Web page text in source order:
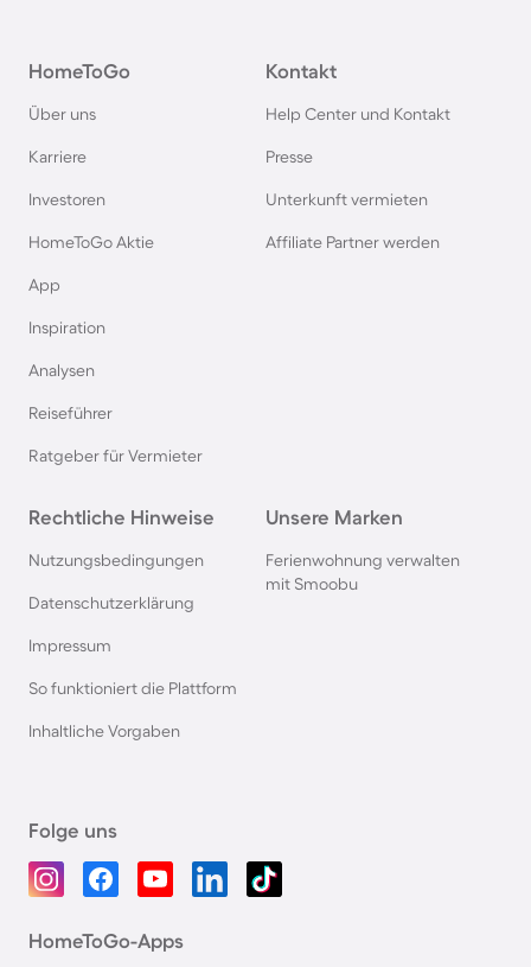
HomeToGo
Über uns
Karriere
Investoren
HomeToGo Aktie
App
Inspiration
Analysen
Reiseführer
Ratgeber für Vermieter
Kontakt
Help Center und Kontakt
Presse
Unterkunft vermieten
Affiliate Partner werden
Rechtliche Hinweise
Nutzungsbedingungen
Datenschutzerklärung
Impressum
So funktioniert die Plattform
Inhaltliche Vorgaben
Unsere Marken
Ferienwohnung verwalten
mit Smoobu
Folge uns
HomeToGo-Apps